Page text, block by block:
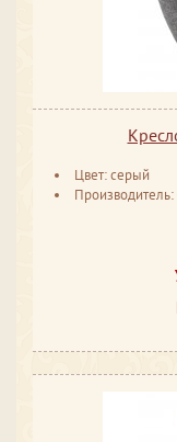
Цвет: серый